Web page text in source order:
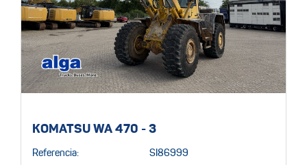
KOMATSU WA 470 - 3
Referencia: SI86999